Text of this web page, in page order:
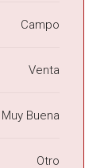
Campo
Venta
Muy Buena
Otro